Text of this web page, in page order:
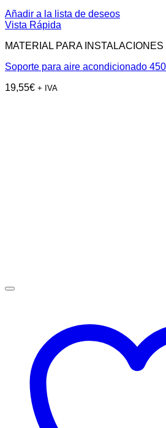
Añadir a la lista de deseos
Vista Rápida
MATERIAL PARA INSTALACIONES
Soporte para aire acondicionado
19,55€ + IVA